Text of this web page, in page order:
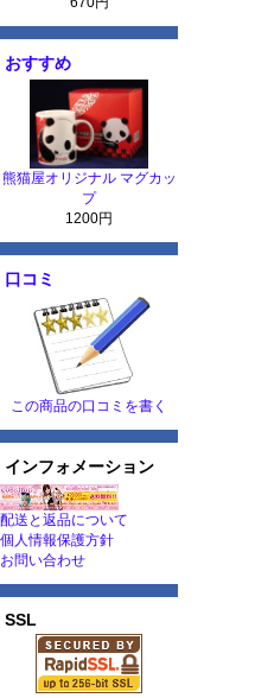
おすすめ
熊猫屋オリジナル マグカッ
プ
1200円
口コミ
この商品の口コミを書く
インフォメーション
配送と返品について
個人情報保護方針
お問い合わせ
SSL